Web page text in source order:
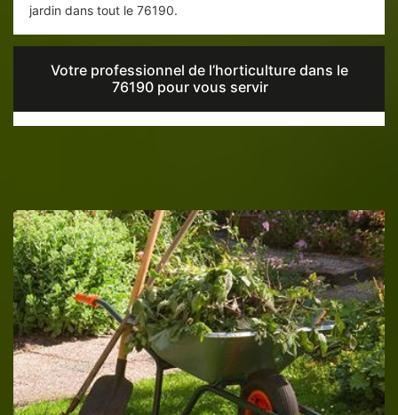
jardin dans tout le 76190.
Votre professionnel de l’horticulture dans le
76190 pour vous servir